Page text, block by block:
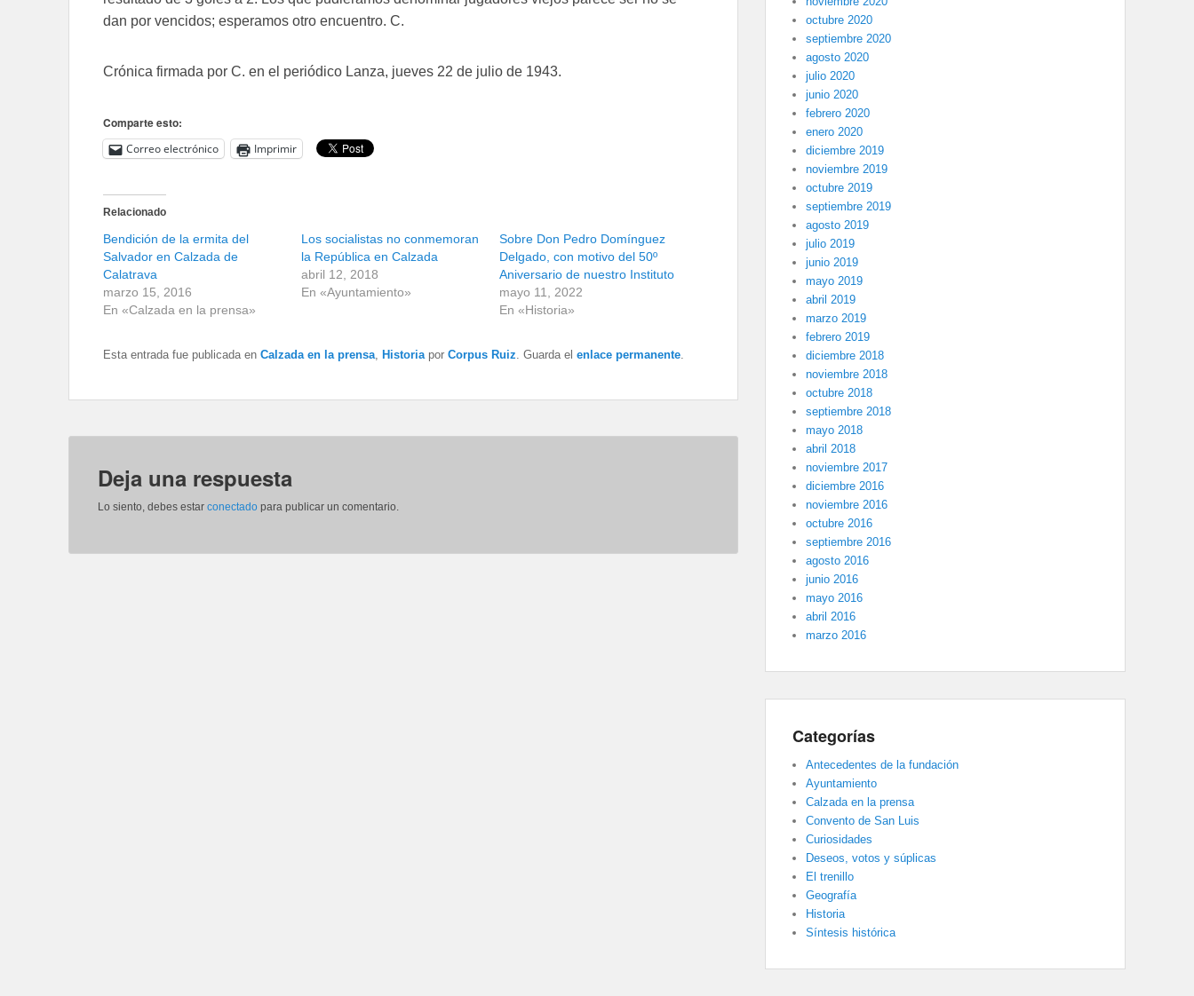
dan por vencidos; esperamos otro encuentro. C.
Crónica firmada por C. en el periódico Lanza, jueves 22 de julio de 1943.
Comparte esto:
Correo electrónico Imprimir
Relacionado
Bendición de la ermita del
Salvador en Calzada de
Calatrava
marzo 15, 2016
En «Calzada en la prensa»
Los socialistas no conmemoran
la República en Calzada
abril 12, 2018
En «Ayuntamiento»
Sobre Don Pedro Domínguez
Delgado, con motivo del 50º
Aniversario de nuestro Instituto
mayo 11, 2022
En «Historia»
Esta entrada fue publicada en Calzada en la prensa, Historiapor Corpus Ruiz. Guarda el enlace permanente.
Deja una respuesta
Lo siento, debes estar conectado para publicar un comentario.
octubre 2020
septiembre 2020
agosto 2020
julio 2020
junio 2020
febrero 2020
enero 2020
diciembre 2019
noviembre 2019
octubre 2019
septiembre 2019
agosto 2019
julio 2019
junio 2019
mayo 2019
abril 2019
marzo 2019
febrero 2019
diciembre 2018
noviembre 2018
octubre 2018
septiembre 2018
mayo 2018
abril 2018
noviembre 2017
diciembre 2016
noviembre 2016
octubre 2016
septiembre 2016
agosto 2016
junio 2016
mayo 2016
abril 2016
marzo 2016
Categorías
Antecedentes de la fundación
Ayuntamiento
Calzada en la prensa
Convento de San Luis
Curiosidades
Deseos, votos y súplicas
El trenillo
Geografía
Historia
Síntesis histórica